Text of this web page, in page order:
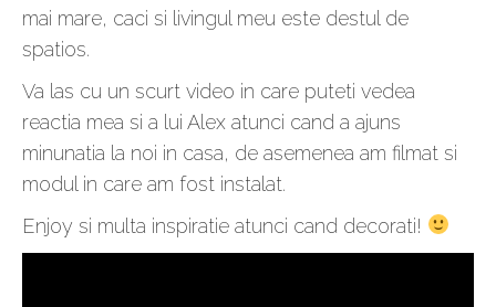
mai mare, caci si livingul meu este destul de
spatios.
Va las cu un scurt video in care puteti vedea
reactia mea si a lui Alex atunci cand a ajuns
minunatia la noi in casa, de asemenea am filmat si
modul in care am fost instalat.
Enjoy si multa inspiratie atunci cand decorati!